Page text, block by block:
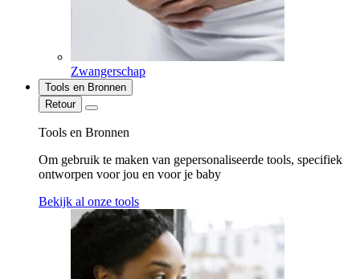
Zwangerschap
Tools en Bronnen
Retour
Tools en Bronnen
Om gebruik te maken van gepersonaliseerde tools, specifiek
ontworpen voor jou en voor je baby
Bekijk al onze tools